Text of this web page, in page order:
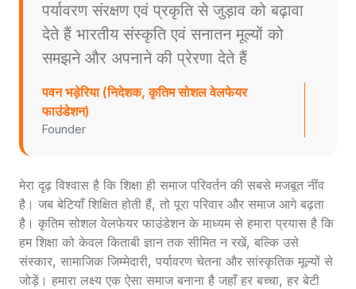
पर्यावरण संरक्षण एवं प्रकृति से जुड़ाव को बढ़ावा
देते हैं भारतीय संस्कृति एवं सनातन मूल्यों को
समझने और अपनाने की प्रेरणा देते हैं
पवन भड़ेरिया (निदेशक, कृतिम सोशल वेलफेयर
फाउंडेशन)
Founder
मेरा दृढ़ विश्वास है कि शिक्षा ही समाज परिवर्तन की सबसे मजबूत नींव
है। जब बेटियाँ शिक्षित होती हैं, तो पूरा परिवार और समाज आगे बढ़ता
है। कृतिम सोशल वेलफेयर फाउंडेशन के माध्यम से हमारा प्रयास है कि
हम शिक्षा को केवल किताबी ज्ञान तक सीमित न रखें, बल्कि उसे
संस्कार, सामाजिक जिम्मेदारी, पर्यावरण चेतना और सांस्कृतिक मूल्यों से
जोड़ें। हमारा लक्ष्य एक ऐसा समाज बनाना है जहाँ हर बच्चा, हर बेटी